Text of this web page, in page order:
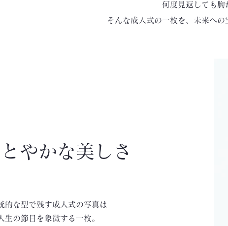
何度見返しても胸
そんな成人式の一枚を、未来への
やかな美しさ
的な型で残す成人式の写真は
生の節目を象徴する一枚。